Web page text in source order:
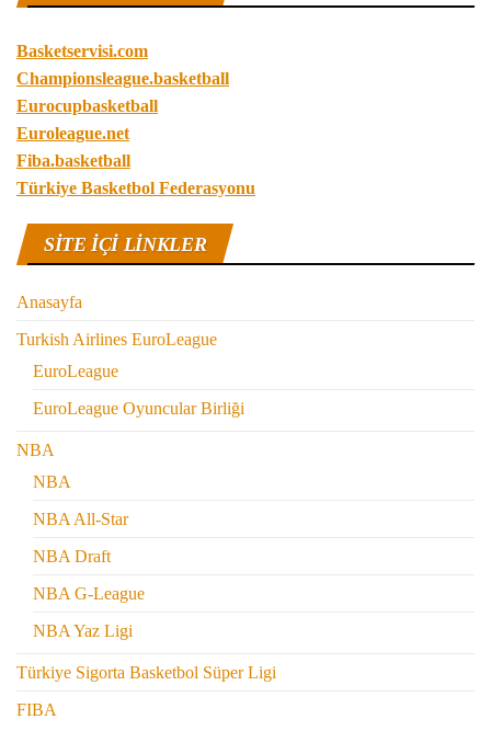
Basketservisi.com
Championsleague.basketball
Eurocupbasketball
Euroleague.net
Fiba.basketball
Türkiye Basketbol Federasyonu
SITE IÇI LINKLER
Anasayfa
Turkish Airlines EuroLeague
EuroLeague
EuroLeague Oyuncular Birliği
NBA
NBA
NBA All-Star
NBA Draft
NBA G-League
NBA Yaz Ligi
Türkiye Sigorta Basketbol Süper Ligi
FIBA